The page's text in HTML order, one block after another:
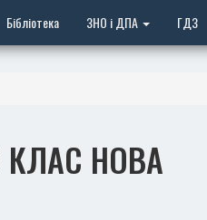
Бібліотека ЗНО і ДПА ГДЗ
КЛАС НОВА